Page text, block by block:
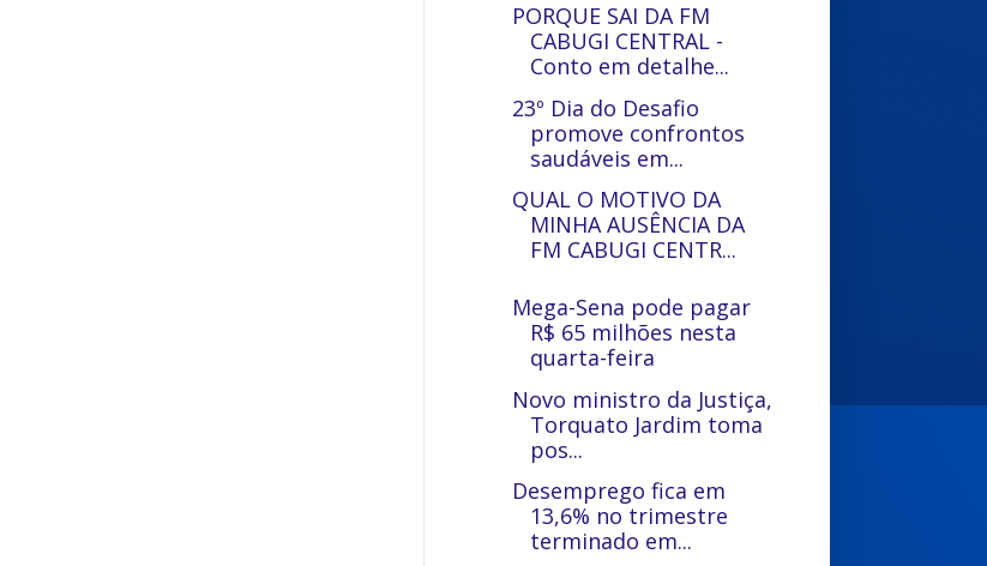
PORQUE SAI DA FM
CABUGI CENTRAL -
Conto em detalhe...
23º Dia do Desafio
promove confrontos
saudáveis em...
QUAL O MOTIVO DA
MINHA AUSÊNCIA DA
FM CABUGI CENTR...
Mega-Sena pode pagar
R$ 65 milhões nesta
quarta-feira
Novo ministro da Justiça,
Torquato Jardim toma
pos...
Desemprego fica em
13,6% no trimestre
terminado em...